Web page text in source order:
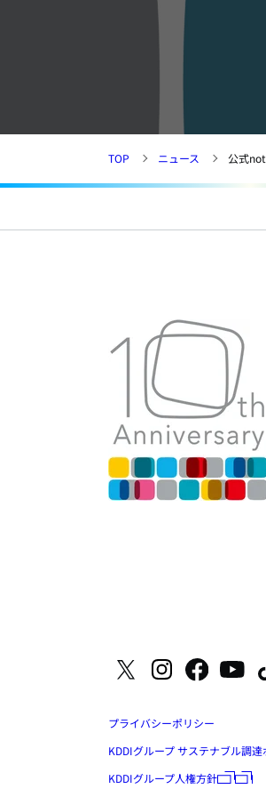
TOP ニュース 公式
プライバシーポリシー
KDDIグループ サステナブル調達
KDDIグループ人権方針